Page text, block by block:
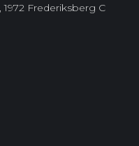
1972 Frederiksberg C